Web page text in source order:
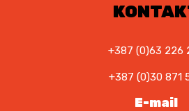
+387 (0)63 226
+387 (0)30 871
E-mail